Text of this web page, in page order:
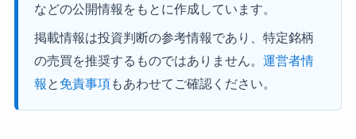
などの公開情報をもとに作成しています。
掲載情報は投資判断の参考情報であり、特定銘柄
の売買を推奨するものではありません。運営者情
報 と 免責事項もあわせてご確認ください。